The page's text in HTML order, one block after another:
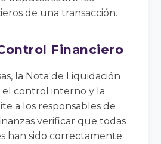
de una transacción.
Financiero
la Nota de Liquidación
el control interno y la
a los responsables de
verificar que todas
han sido correctamente